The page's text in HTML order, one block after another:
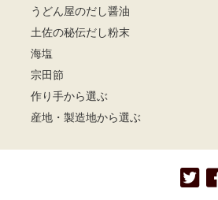
うどん屋のだし醤油
土佐の秘伝だし粉末
海塩
宗田節
作り手から選ぶ
産地・製造地から選ぶ